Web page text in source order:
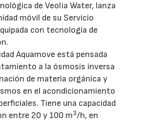
de Veolia Water, lanza
móvil de su Servicio
con tecnología de
Aquamove está pensada
a la ósmosis inversa
de materia orgánica y
en el acondicionamiento
Tiene una capacidad
entre 20 y 100 m3/h, en